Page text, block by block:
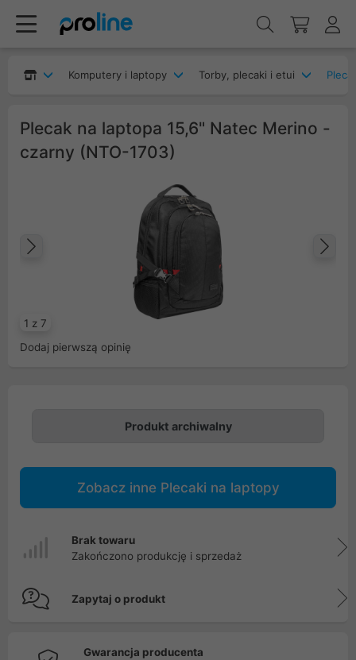
Komputery i laptopy Torby, plecaki i etui
Plecak na laptopa 15,6" Natec Merino -
czarny (NTO-1703)
1 z 7
Poprzedni
Dodaj pierwszą opinię
Produkt archiwalny
Zobacz inne Plecaki na laptopy
Brak towaru
Zakończono produkcję i sprzedaż
Zapytaj o produkt
Gwarancja producenta